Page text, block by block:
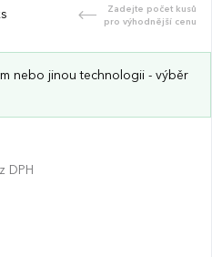
Zadejte počet kusů
pro výhodnější cenu
nebo jinou technologii - výběr
DPH